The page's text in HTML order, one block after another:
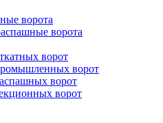
ворота
ворота
ворот
ворот
ворот
ворот